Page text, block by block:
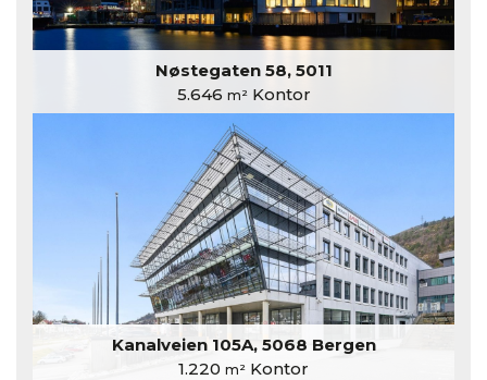
Nøstegaten 58, 5011
5.646 m²Kontor
Kanalveien 105A, 5068 Bergen
1.220 m² Kontor